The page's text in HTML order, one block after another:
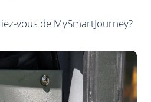
vous de MySmartJourney?